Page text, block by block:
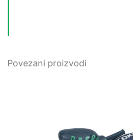
Povezani proizvodi